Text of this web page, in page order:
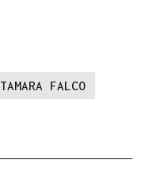
TAMARA FALCO